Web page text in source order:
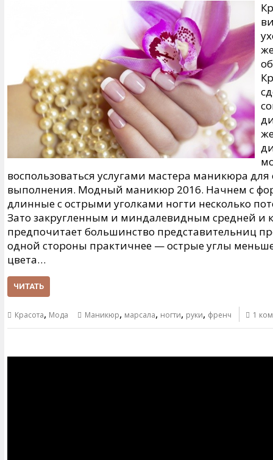
воспользоваться услугами мастера маникюра
выполнения. Модный маникюр 2016. Начнем с
длинные с острыми уголками ногти несколько
Зато закругленным и миндалевидным средней и
предпочитает большинство представительниц
одной стороны практичнее — острые углы
цвета…
ЧИТАТЬ
Красота, Мода Маникюр, марсала, ногти, руки, френч 1